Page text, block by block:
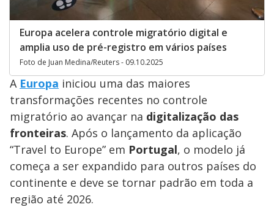
Europa acelera controle migratório digital e
amplia uso de pré-registro em vários países
Foto de Juan Medina/Reuters - 09.10.2025
A Europa iniciou uma das maiores
transformações recentes no controle
migratório ao avançar na digitalização das
fronteiras. Após o lançamento da aplicação
“Travel to Europe” em Portugal, o modelo já
começa a ser expandido para outros países do
continente e deve se tornar padrão em toda a
região até 2026.